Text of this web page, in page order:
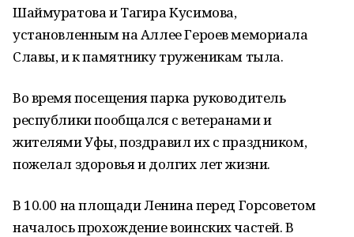
Шаймуратова и Тагира Кусимова,
установленным на Аллее Героев мемориала
Славы, и к памятнику труженикам тыла.
Во время посещения парка руководитель
республики пообщался с ветеранами и
жителями Уфы, поздравил их с праздником,
пожелал здоровья и долгих лет жизни.
В 10.00 на площади Ленина перед Горсоветом
началось прохождение воинских частей. В